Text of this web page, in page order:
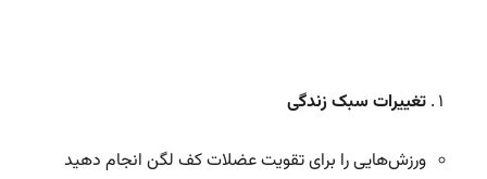
تغییرات سبک زندگی
ورزش‌هایی را برای تقویت عضلات کف لگن انجام دهید